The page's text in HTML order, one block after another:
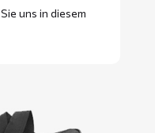
Sie uns in diesem